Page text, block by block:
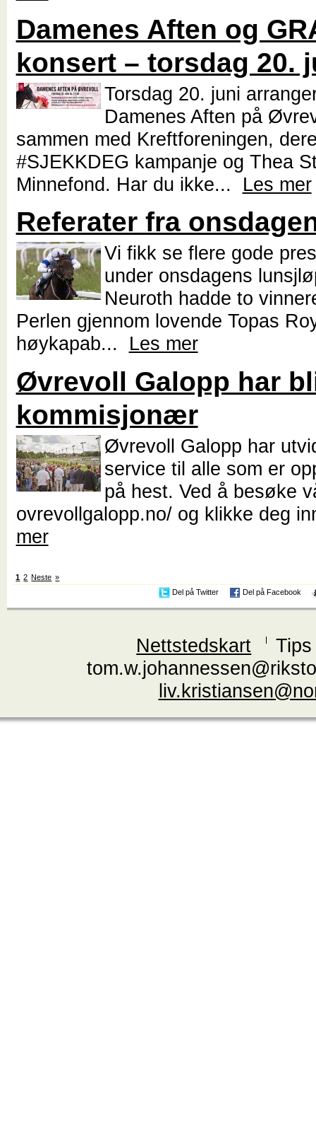
Damenes Aften og
konsert – torsdag 20.
Torsdag 20. juni
Damenes Aften på
sammen med Kreftforeningen,
#SJEKKDEG kampanje og Thea
Minnefond. Har du ikke... Les mer
Referater fra
Vi fikk se flere gode
under onsdagens
Neuroth hadde to
Perlen gjennom lovende Topas
høykapab... Les mer
Øvrevoll Galopp har
kommisjonær
Øvrevoll Galopp har
service til alle som er
på hest. Ved å besøke
ovrevollgalopp.no/ og klikke deg
mer
1 2 Neste »
Del på Twitter
Del på Facebook
Nettstedskart